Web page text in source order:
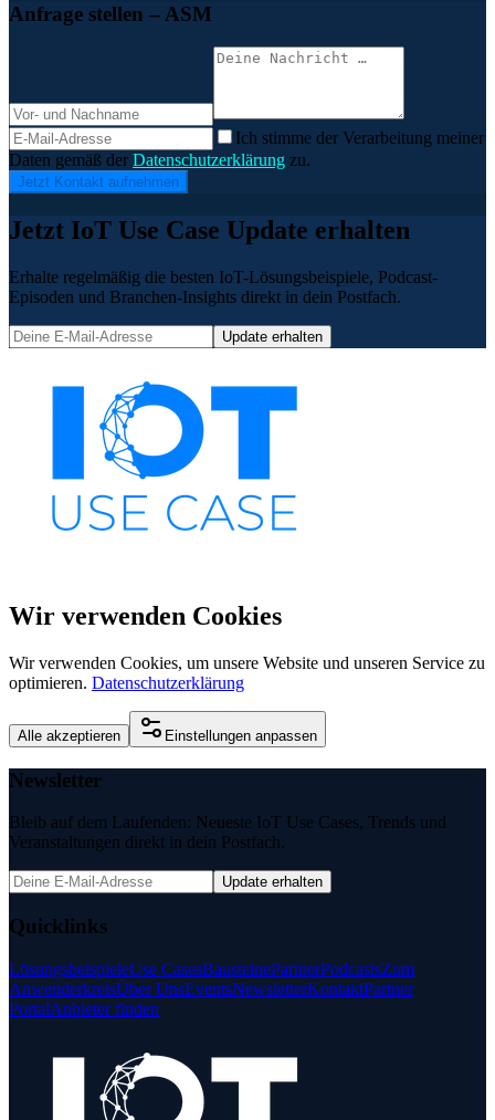
Anfrage stellen – ASM
Ich stimme der Verarbeitung meiner
Daten gemäß der Datenschutzerklärung zu.
Jetzt Kontakt aufnehmen
Jetzt IoT Use Case Update erhalten
Erhalte regelmäßig die besten IoT-Lösungsbeispiele, Podcast-
Episoden und Branchen-Insights direkt in dein Postfach.
Update erhalten
Wir verwenden Cookies
Wir verwenden Cookies, um unsere Website und unseren Service zu
optimieren. Datenschutzerklärung
Alle akzeptieren Einstellungen anpassen
Newsletter
Bleib auf dem Laufenden: Neueste IoT Use Cases, Trends und
Veranstaltungen direkt in dein Postfach.
Update erhalten
Quicklinks
LösungsbeispieleUse CasesBausteinePartnerPodcastsZum
AnwenderkreisÜber UnsEventsNewsletterKontaktPartner
PortalAnbieter finden